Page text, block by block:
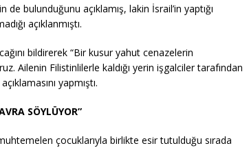
bulunduğunu açıklamış, lakin İsrail’in yaptığı
açıklanmıştı.
bildirerek “Bir kusur yahut cenazelerin
Ailenin Filistinlilerle kaldığı yerin işgalciler tarafından
yapmıştı.
SÖYLÜYOR”
çocuklarıyla birlikte esir tutulduğu sırada